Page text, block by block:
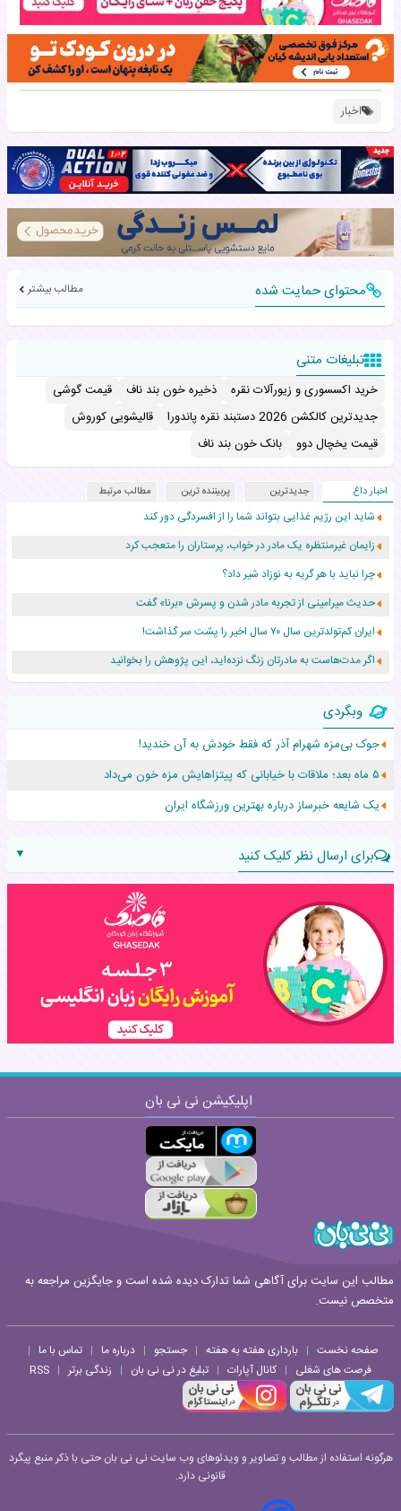
اخبار
محتوای حمایت شده مطالب بیشتر
تبلیغات متنی
خرید اکسسوری و زیورآلات نقره ذخیره خون بند ناف
قیمت گوشی
جدیدترین کالکشن 2026 دستبند نقره پاندورا
قالیشویی کوروش
قیمت یخچال دوو
بانک خون بند ناف
اخبار داغ جدیدترین پربیننده ترین مطالب مرتبط
شاید این رژیم غذایی بتواند شما را از افسردگی دور کند
زایمان غیرمنتظره یک مادر در خواب، پرستاران را متعجب کرد
چرا نباید با هر گریه به نوزاد شیر داد؟
حدیث میرامینی از تجربه مادر شدن و پسرش «برنا» گفت
ایران کم‌تولدترین سال ۷۰ سال اخیر را پشت سر گذاشت!
اگر مدت‌هاست به مادرتان زنگ نزده‌اید، این پژوهش را بخوانید
نجات نوزاد رهاشده با اقدام اورژانس در سردشت
۵۵۹ نوزاد در پرو با نام «هالند» به دنیا آمدند!
زن ۲۴ ساله پس از درمان سرطان رحم، مادر شد
افزایش قد این دختر، چند میلیون دلار برای پدرش خرج داشته
وبگردی
جوک بی‌مزه شهرام آذر که فقط خودش به آن خندید!
۵ ماه بعد؛ ملاقات با خیابانی که پیتزاهایش مزه خون می‌داد
یک شایعه خبرساز درباره بهترین ورزشگاه ایران
برای ارسال نظر کلیک کنید
▼
نام:
نظر:
اپلیکیشن نی نی بان
مطالب این سایت برای آگاهی شما تدارک دیده شده است و جایگزین مراجعه به
متخصص نیست.
صفحه نخست | بارداری هفته به هفته | جستجو | درباره ما | تماس با ما |
فرصت های شغلی | کانال آپارات | تبلیغ در نی نی بان | زندگی برتر |
RSS
هرگونه استفاده از مطالب و تصاویر و ویدئوهای وب سایت نی نی بان حتی با ذکر منبع پیگرد
قانونی دارد.